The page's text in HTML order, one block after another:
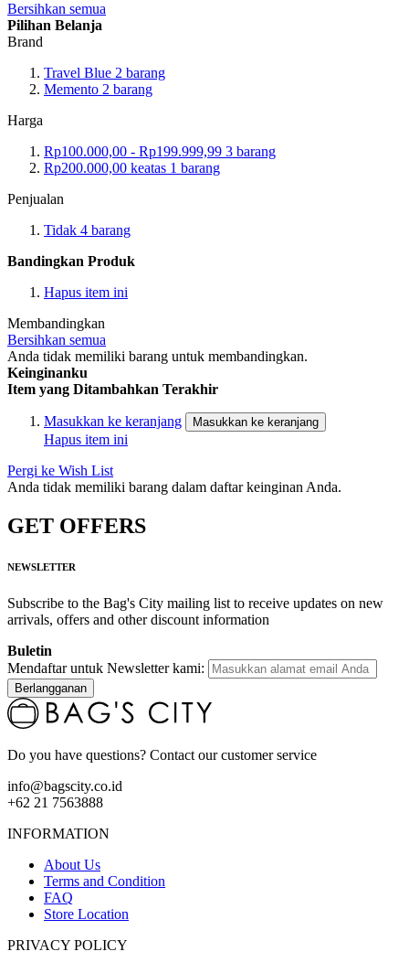
Bersihkan semua
Pilihan Belanja
Brand
Travel Blue 2 barang
Memento 2 barang
Harga
Rp100.000,00 - Rp199.999,99 3 barang
Rp200.000,00 keatas 1 barang
Penjualan
Tidak 4 barang
Bandingkan Produk
Hapus item ini
Membandingkan
Bersihkan semua
Anda tidak memiliki barang untuk membandingkan.
Keinginanku
Item yang Ditambahkan Terakhir
Masukkan ke keranjang Masukkan ke keranjang
Hapus item ini
Pergi ke Wish List
Anda tidak memiliki barang dalam daftar keinginan Anda.
GET OFFERS
NEWSLETTER
Subscribe to the Bag's City mailing list to receive updates on new
arrivals, offers and other discount information
Buletin
Mendaftar untuk Newsletter kami:
Berlangganan
Do you have questions? Contact our customer service
info@bagscity.co.id
+62 21 7563888
INFORMATION
About Us
Terms and Condition
FAQ
Store Location
PRIVACY POLICY